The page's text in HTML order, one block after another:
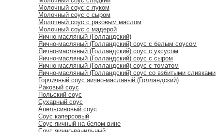
Молочный соус с луком
Молочный соус с сыром
Молочный соус с раковым маслом
Молочный соус с мадерой
Яично-масляный (Голландский)
Яично-масляный (Голландский) соус с белым соусом
Яично-масляный (Голландский) соус с уксусом
Яично-масляный (Голландский) соус с сыром
Яично-масляный (Голландский) соус с томатом
Яично-масляный (Голландский) соус со взбитыми сливками
Горчичный соус яично-масляный (Голландский)
Раковый соус
Польский соус
Сухарный соус
Апельсиновый соус
Соус каперсовый
Соус яичный на белом вине